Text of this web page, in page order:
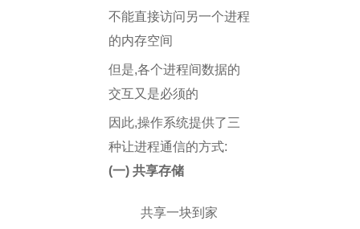
不能直接访问另一个进程
的内存空间
但是,各个进程间数据的
交互又是必须的
因此,操作系统提供了三
种让进程通信的方式:
(一) 共享存储
共享一块到家